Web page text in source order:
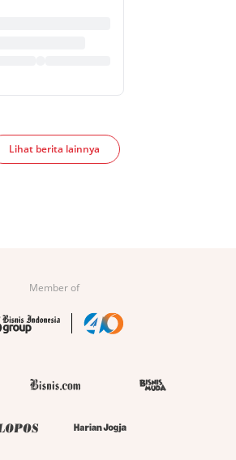
Lihat berita lainnya
Member of